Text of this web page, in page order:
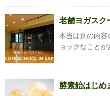
老舗ヨガスク
本当は別の内容
ョックなこと
酵素飴はじめ